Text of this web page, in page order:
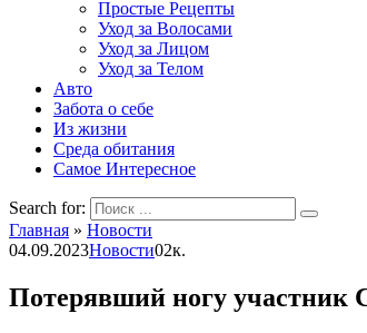
Простые Рецепты
Уход за Волосами
Уход за Лицом
Уход за Телом
Авто
Забота о себе
Из жизни
Среда обитания
Самое Интересное
Search for:
Главная » Новости
04.09.2023Новости02к.
Потерявший ногу участник